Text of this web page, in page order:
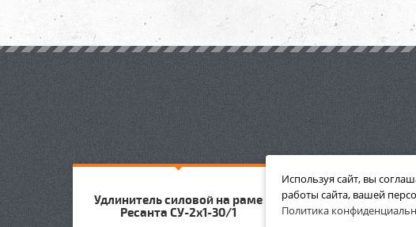
Удлинитель силовой на раме
Ресанта СУ-2х1-30/1
Удлинитель
Ресанта
Используя сайт, вы
работы сайта, вашей
Политика